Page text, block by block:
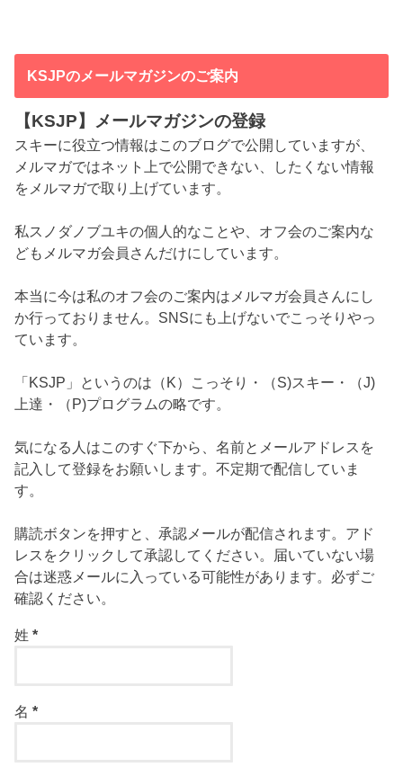
KSJPのメールマガジンのご案内
【KSJP】メールマガジンの登録
スキーに役立つ情報はこのブログで公開していますが、
メルマガではネット上で公開できない、したくない情報
をメルマガで取り上げています。
私スノダノブユキの個人的なことや、オフ会のご案内な
どもメルマガ会員さんだけにしています。
本当に今は私のオフ会のご案内はメルマガ会員さんにし
か行っておりません。SNSにも上げないでこっそりやっ
ています。
「KSJP」というのは（K）こっそり・（S)スキー・（J)
上達・（P)プログラムの略です。
気になる人はこのすぐ下から、名前とメールアドレスを
記入して登録をお願いします。不定期で配信していま
す。
購読ボタンを押すと、承認メールが配信されます。アド
レスをクリックして承認してください。届いていない場
合は迷惑メールに入っている可能性があります。必ずご
確認ください。
姓*
名*